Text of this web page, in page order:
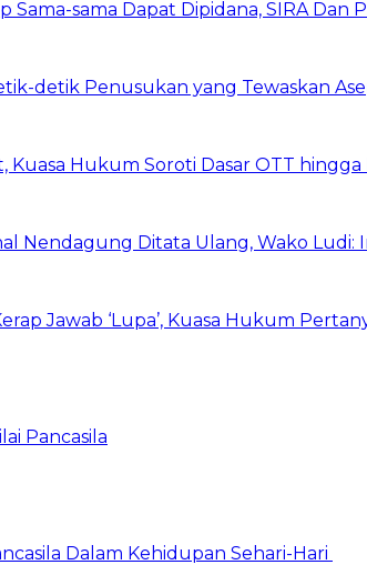
sama Dapat Dipidana, SIRA Dan
detik Penusukan yang Tewaskan
Hukum Soroti Dasar OTT
Nendagung Ditata Ulang, Wako Ludi:
Jawab ‘Lupa’, Kuasa Hukum
Pancasila
Dalam Kehidupan Sehari-Hari